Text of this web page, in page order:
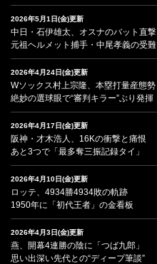
2026年5月1日(金)更新
中日・石伊雄太、オスナのバット直撃
元祖ヘルメット捕手・中尾孝義の受難
2026年4月24日(金)更新
Wソックス村上宗隆、本塁打量産態勢
絶妙の選球眼で“審判キラー”ぶり発揮
2026年4月17日(金)更新
阪神・才木浩人、16Kの衝撃と痛恨
あと3つで「最多奪三振記録タイ」
2026年4月10日(金)更新
ロッテ、4934勝4934敗の軌跡
1950年に「初代王者」の金看板
2026年4月3日(金)更新
燕、開幕4連勝の陰に「つば九郎」
思い出深い先代との“ディープ筆談”